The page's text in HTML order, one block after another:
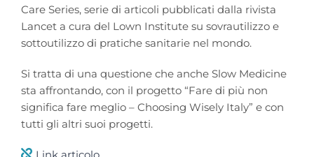
Care Series, serie di articoli pubblicati dalla rivista
Lancet a cura del Lown Institute su sovrautilizzo e
sottoutilizzo di pratiche sanitarie nel mondo.
Si tratta di una questione che anche Slow Medicine
sta affrontando, con il progetto “Fare di più non
significa fare meglio – Choosing Wisely Italy” e con
tutti gli altri suoi progetti.
Link articolo